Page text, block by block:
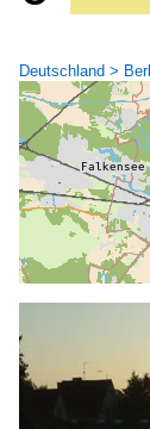
Deutschland >